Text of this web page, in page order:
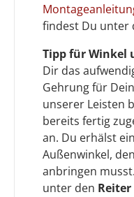
findest Du unter
Tipp für Winkel
Dir das
Gehrung für
unserer Leisten
bereits fertig
an. Du erhälst
Außenwinkel,
anbringen
unter den